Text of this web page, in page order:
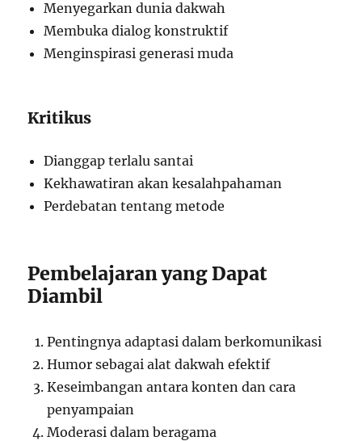
Menyegarkan dunia dakwah
Membuka dialog konstruktif
Menginspirasi generasi muda
Kritikus
Dianggap terlalu santai
Kekhawatiran akan kesalahpahaman
Perdebatan tentang metode
Pembelajaran yang Dapat
Diambil
Pentingnya adaptasi dalam berkomunikasi
Humor sebagai alat dakwah efektif
Keseimbangan antara konten dan cara
penyampaian
Moderasi dalam beragama